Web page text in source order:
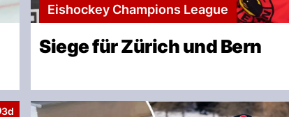
Eishockey Champions League
Siege für Zürich und Bern
Artikel veröffentlicht:
3d